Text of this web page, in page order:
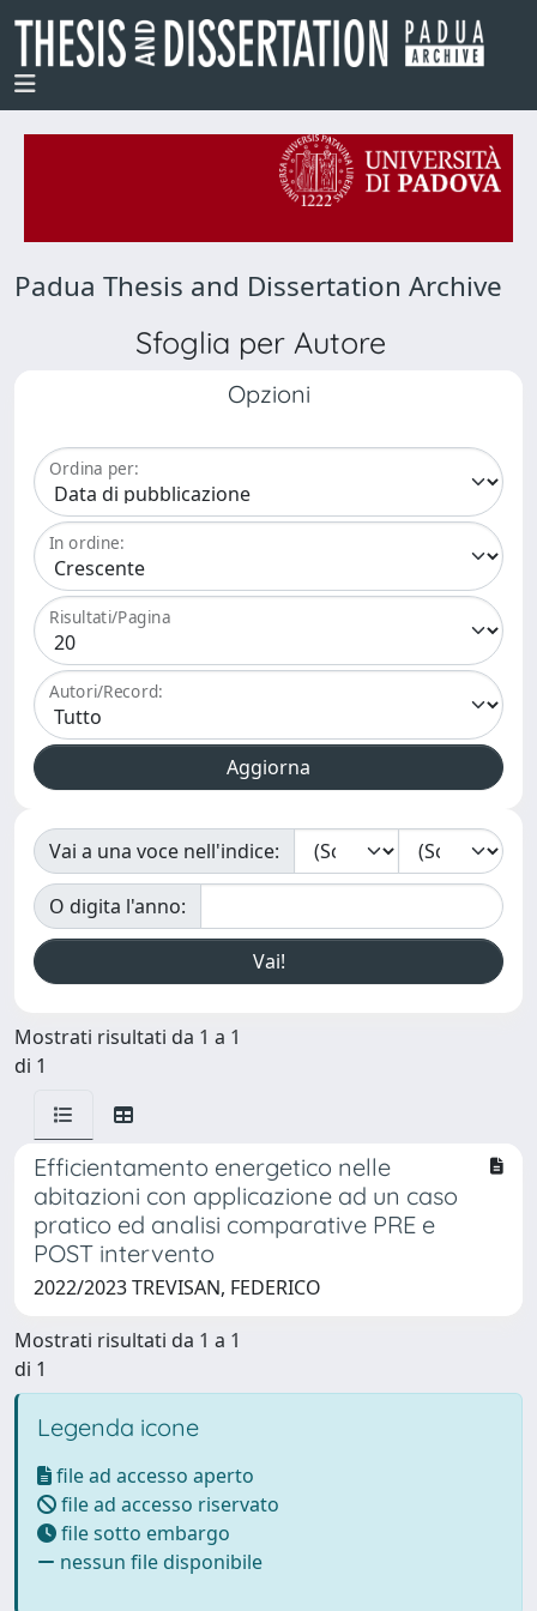
Padua Thesis and Dissertation Archive
Sfoglia per Autore
Opzioni
Ordina per:
In ordine:
Risultati/Pagina
Autori/Record:
Vai a una voce nell'indice:
O digita l'anno:
Mostrati risultati da 1 a 1
di 1
Efficientamento energetico nelle
abitazioni con applicazione ad un caso
pratico ed analisi comparative PRE e
POST intervento
2022/2023 TREVISAN, FEDERICO
Mostrati risultati da 1 a 1
di 1
Legenda icone
file ad accesso aperto
file ad accesso riservato
file sotto embargo
nessun file disponibile